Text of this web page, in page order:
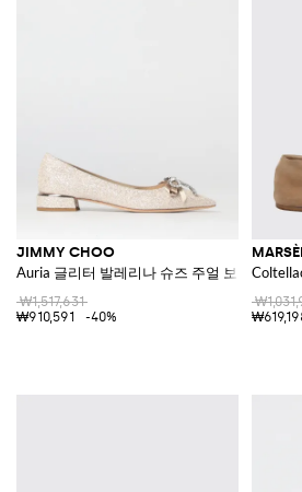
JIMMY CHOO
Auria 글리터 발레리나 슈즈 주얼 보우 장식
₩1,517,631
₩910,591
-40%